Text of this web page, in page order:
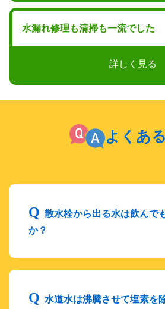
水漏れ修理も清掃も一流でした
詳しく見る
よくあ
散水栓から出る水は飲んで
か？
水道水は沸騰させて塩素を